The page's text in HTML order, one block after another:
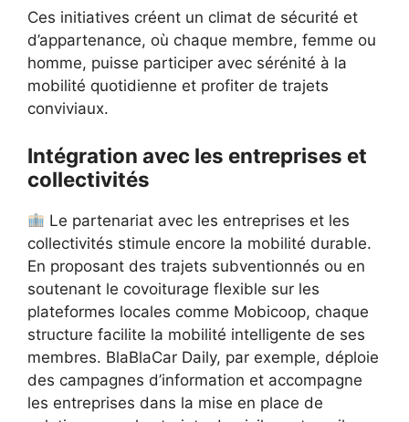
Ces initiatives créent un climat de sécurité et
d’appartenance, où chaque membre, femme ou
homme, puisse participer avec sérénité à la
mobilité quotidienne et profiter de trajets
conviviaux.
Intégration avec les entreprises et
collectivités
Le partenariat avec les entreprises et les
collectivités stimule encore la mobilité durable.
En proposant des trajets subventionnés ou en
soutenant le covoiturage flexible sur les
plateformes locales comme Mobicoop, chaque
structure facilite la mobilité intelligente de ses
membres. BlaBlaCar Daily, par exemple, déploie
des campagnes d’information et accompagne
les entreprises dans la mise en place de